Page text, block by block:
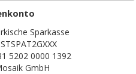
Sparkasse
5202 0000 1392
GmbH